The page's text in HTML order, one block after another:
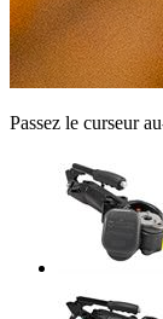
Passez le curseur